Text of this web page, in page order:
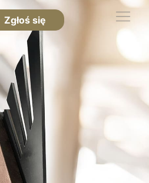
Zgłoś się